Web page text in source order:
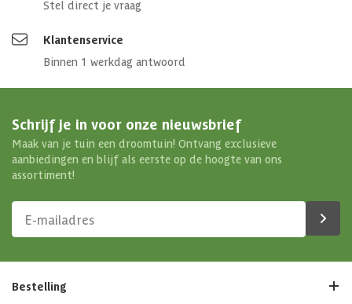
Stel direct je vraag
Klantenservice
Binnen 1 werkdag antwoord
Schrijf je in voor onze nieuwsbrief
Maak van je tuin een droomtuin! Ontvang exclusieve
aanbiedingen en blijf als eerste op de hoogte van ons
assortiment!
Bestelling